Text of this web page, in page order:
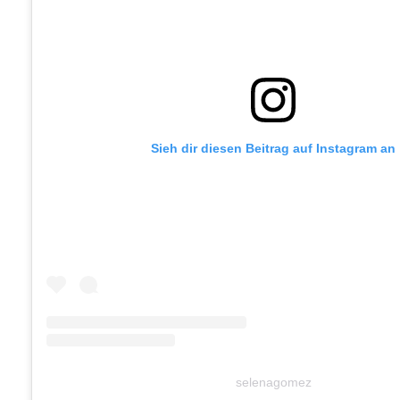
Sieh dir diesen Beitrag auf Instagram an
selenagomez